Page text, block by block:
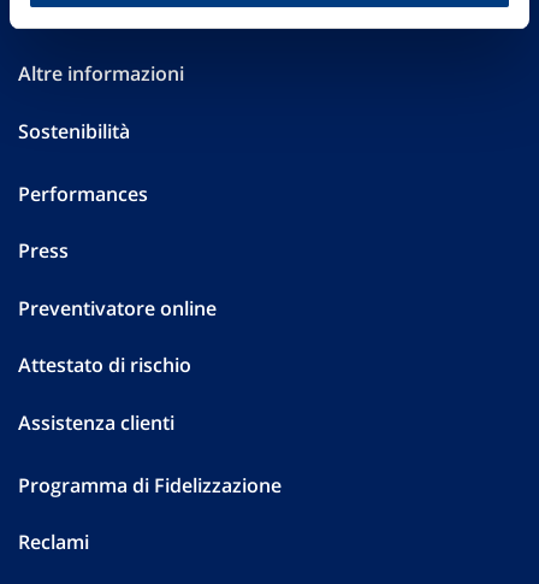
Investor Relations
Altre informazioni
Sostenibilità
Performances
Press
Preventivatore online
Attestato di rischio
Assistenza clienti
Programma di Fidelizzazione
Reclami